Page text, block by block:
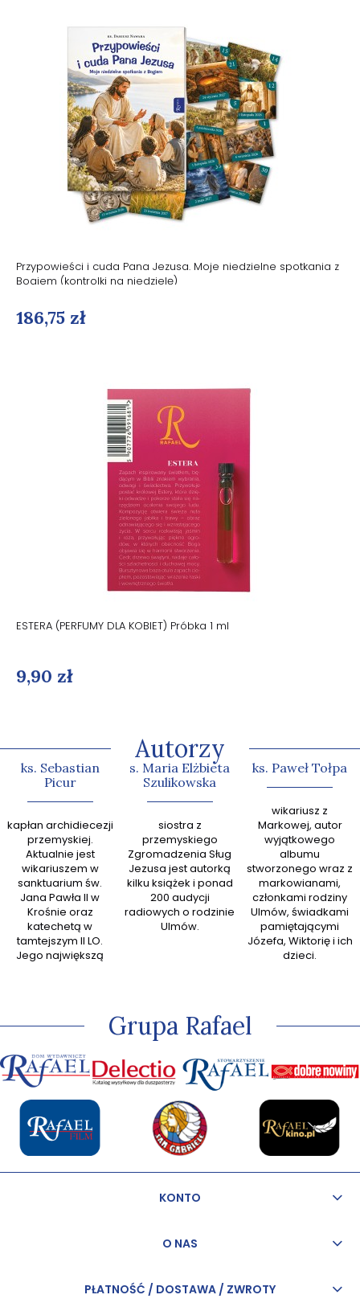
Przypowieści i cuda Pana Jezusa. Moje niedzielne spotkania z
Bogiem (kontrolki na niedzielę)
186,75 zł
ESTERA (PERFUMY DLA KOBIET) Próbka 1 ml
9,90 zł
Autorzy
ks. Sebastian
Picur
kapłan archidiecezji
przemyskiej.
Aktualnie jest
wikariuszem w
sanktuarium św.
Jana Pawła II w
Krośnie oraz
katechetą w
tamtejszym II LO.
Jego największą
odkrywać miłość
s. Maria Elżbieta
Szulikowska
siostra z
przemyskiego
Zgromadzenia Sług
Jezusa jest autorką
kilku książek i ponad
200 audycji
radiowych o rodzinie
Ulmów.
ks. Paweł Tołpa
wikariusz z
Markowej, autor
wyjątkowego
albumu
stworzonego wraz z
markowianami,
członkami rodziny
Ulmów, świadkami
pamiętającymi
Józefa, Wiktorię i ich
dzieci.
abp
Grupa Rafael
KONTO
O NAS
PŁATNOŚĆ / DOSTAWA / ZWROTY